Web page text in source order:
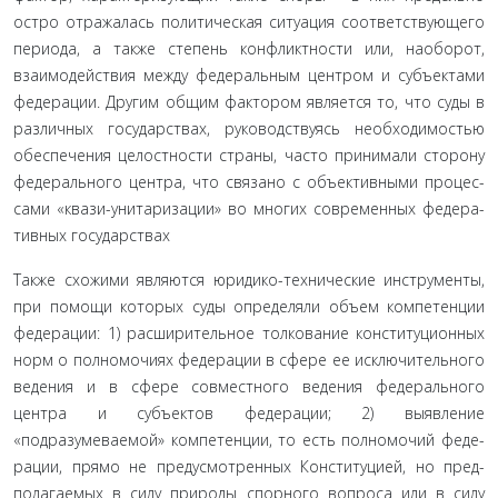
остро отражалась политическая ситуация соответствующе­го
периода, а также степень конфликтности или, наоборот,
взаимодействия между федеральным центром и субъектами
федерации. Другим общим фактором является то, что суды в
различных государствах, руководствуясь необходимостью
обеспечения целостности страны, часто принимали сторону
федерального центра, что связано с объективными процес­
сами «квази-унитаризации» во многих современных федера­
тивных государствах
Также схожими являются юридико-технические ин­струменты,
при помощи которых суды определяли объем компетенции
федерации: 1) расширительное толкование конституционных
норм о полномочиях федерации в сфере ее исключительного
ведения и в сфере совместного ведения федерального
центра и субъектов федерации; 2) выявление
«подразумеваемой» компетенции, то есть полномочий феде­
рации, прямо не предусмотренных Конституцией, но пред­
полагаемых в силу природы спорного вопроса или в силу